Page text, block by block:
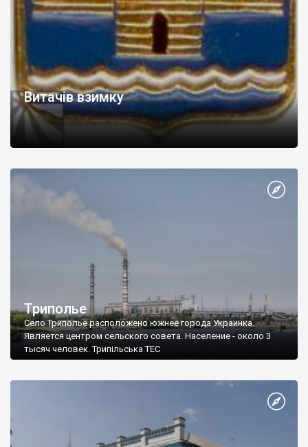
Витачів взимку
Триполье
Село Триполье расположено южнее города Украинка.
Является центром сельского совета. Население - около 3
тысяч человек. Трипільська ТЕС